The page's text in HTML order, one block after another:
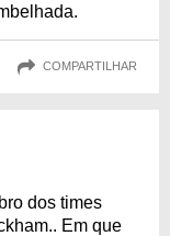
COMPARTILHAR
dos times
Em que